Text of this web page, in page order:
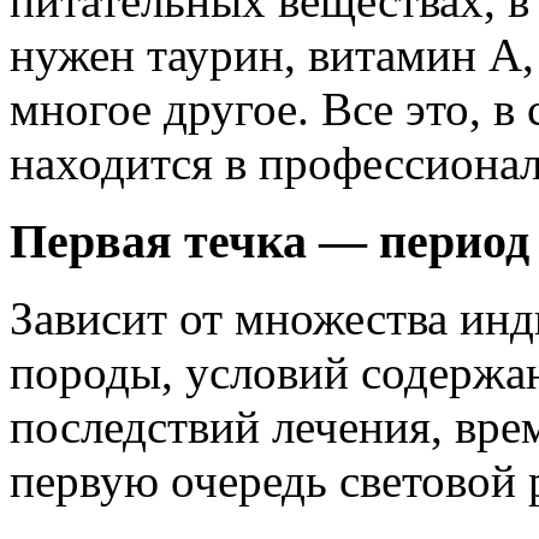
нужен таурин, витамин
многое другое. Все это,
находится в
Первая течка — период
Зависит от множества
породы, условий
последствий лечения,
первую очередь